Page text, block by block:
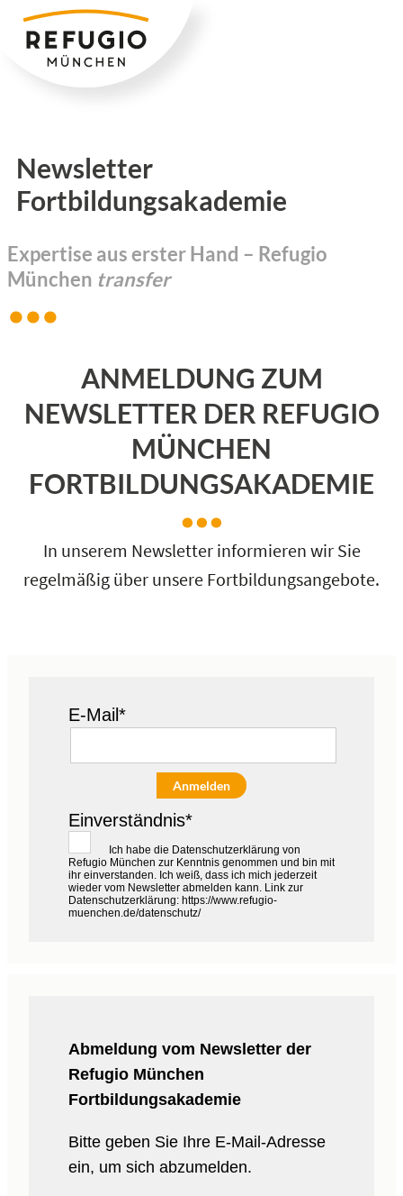
Zum
Inhalt
springen
Newsletter
Fortbildungsakademie
Expertise aus erster Hand – Refugio
München transfer
ANMELDUNG ZUM
NEWSLETTER DER REFUGIO
MÜNCHEN
FORTBILDUNGSAKADEMIE
In unserem Newsletter informieren wir Sie
regelmäßig über unsere Fortbildungsangebote.
E-Mail*
Anmelden
Einverständnis*
Ich habe die Datenschutzerklärung von
Refugio München zur Kenntnis genommen und bin mit
ihr einverstanden. Ich weiß, dass ich mich jederzeit
wieder vom Newsletter abmelden kann. Link zur
Datenschutzerklärung: https://www.refugio-
muenchen.de/datenschutz/
Abmeldung vom Newsletter der
Refugio München
Fortbildungsakademie
Bitte geben Sie Ihre E-Mail-Adresse
ein, um sich abzumelden.